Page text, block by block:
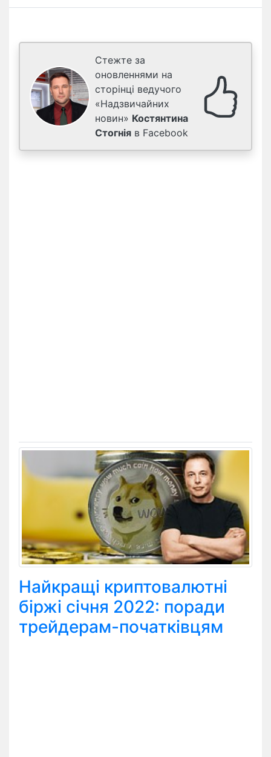
Стежте за
оновленнями на
сторінці ведучого
«Надзвичайних
новин» Костянтина
Стогнія в Facebook
Найкращі криптовалютні
біржі січня 2022: поради
трейдерам-початківцям